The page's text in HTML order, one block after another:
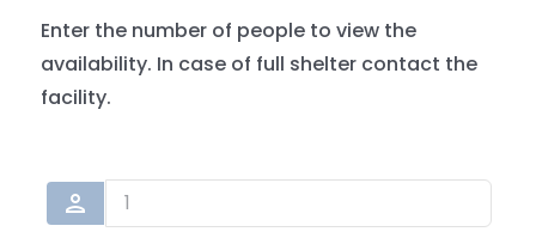
Enter the number of people to view the
availability. In case of full shelter contact the
facility.
person